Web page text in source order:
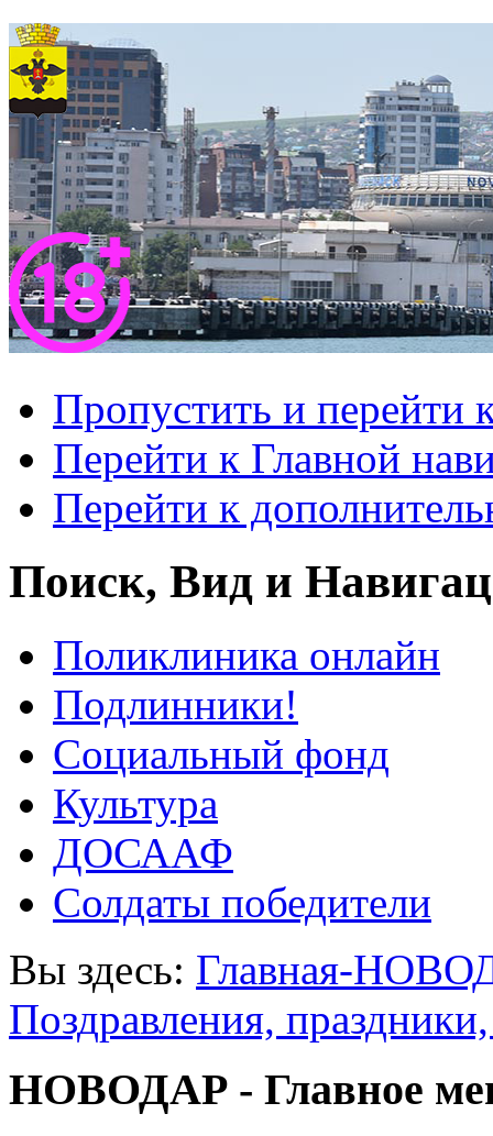
Пропустить и перейти
Перейти к Главной
Перейти к
Поиск, Вид и
Поликлиника онлайн
Подлинники!
Социальный фонд
Культура
ДОСААФ
Солдаты победители
Вы здесь: Главная-
Поздравления,
НОВОДАР - Главное